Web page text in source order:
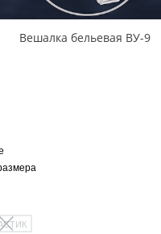
Вешалка бельевая ВУ-9